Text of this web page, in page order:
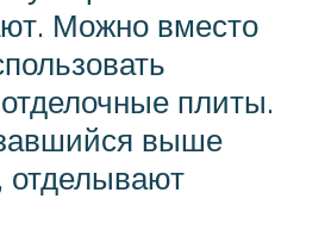
Можно вместо
плиты.
выше
отделывают